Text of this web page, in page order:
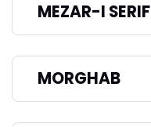
MEZAR-I SERIF
MORGHAB